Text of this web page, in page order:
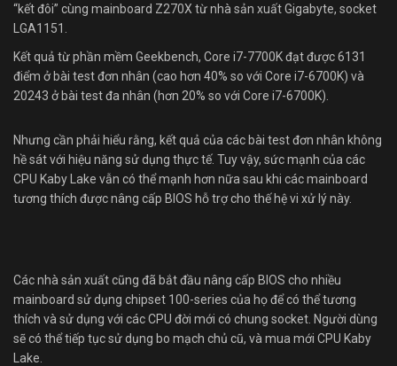
“kết đôi” cùng mainboard Z270X từ nhà sản xuất Gigabyte, socket
LGA1151.
Kết quả từ phần mềm Geekbench, Core i7-7700K đạt được 6131
điểm ở bài test đơn nhân (cao hơn 40% so với Core i7-6700K) và
20243 ở bài test đa nhân (hơn 20% so với Core i7-6700K).
Nhưng cần phải hiểu rằng, kết quả của các bài test đơn nhân không
hề sát với hiệu năng sử dụng thực tế. Tuy vậy, sức mạnh của các
CPU Kaby Lake vẫn có thể mạnh hơn nữa sau khi các mainboard
tương thích được nâng cấp BIOS hỗ trợ cho thế hệ vi xử lý này.
Các nhà sản xuất cũng đã bắt đầu nâng cấp BIOS cho nhiều
mainboard sử dụng chipset 100-series của họ để có thể tương
thích và sử dụng với các CPU đời mới có chung socket. Người dùng
sẽ có thể tiếp tục sử dụng bo mạch chủ cũ, và mua mới CPU Kaby
Lake.